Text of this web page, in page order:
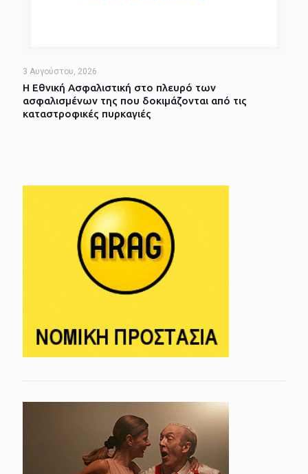
3 Αυγούστου, 2026
Η Εθνική Ασφαλιστική στο πλευρό των
ασφαλισμένων της που δοκιμάζονται από τις
καταστροφικές πυρκαγιές